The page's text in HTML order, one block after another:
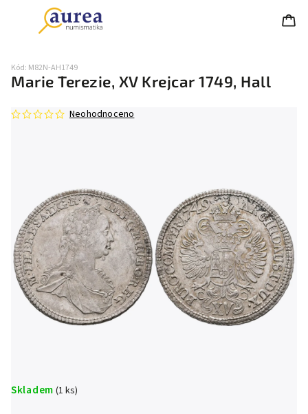
Marie Terezie, XV Krejcar 1749, Hall
Kód: M82N-AH1749
Neohodnoceno
Skladem (1 ks)